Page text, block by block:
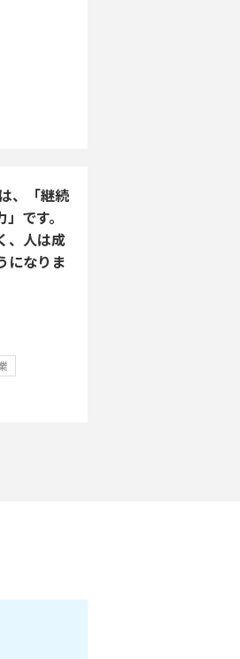
、「継続
です。
、人は成
になりま